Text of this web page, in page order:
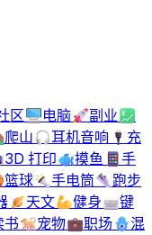
区🖥️电脑🚀副业💹
爬山🎧耳机音响 🔌 充
3D 打印🐟摸鱼 📱手
篮球🔦手电筒👟跑步
🪐天文💪健身⌨️键
书🐕宠物💼职场🪬混